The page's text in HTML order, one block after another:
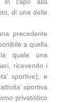
di una delle
precedente
a quella
la quale una
ricevendo i
sportive), e
sportiva
privatistico